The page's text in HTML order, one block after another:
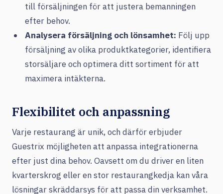
till försäljningen för att justera bemanningen
efter behov.
Analysera försäljning och lönsamhet: Följ upp
försäljning av olika produktkategorier, identifiera
storsäljare och optimera ditt sortiment för att
maximera intäkterna.
Flexibilitet och anpassning
Varje restaurang är unik, och därför erbjuder
Guestrix möjligheten att anpassa integrationerna
efter just dina behov. Oavsett om du driver en liten
kvarterskrog eller en stor restaurangkedja kan våra
lösningar skräddarsys för att passa din verksamhet.